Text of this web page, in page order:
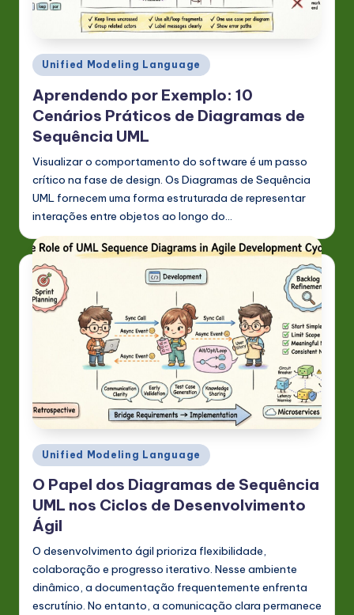
rt
u
g
u
e
s
e
-
L
a
t
in
A
&
S
o
ft
w
Posted
in
Unified Modeling Language
Aprendendo por Exemplo: 10
Cenários Práticos de Diagramas de
Sequência UML
Visualizar o comportamento do software é um passo
crítico na fase de design. Os Diagramas de Sequência
UML fornecem uma forma estruturada de representar
interações entre objetos ao longo do…
Posted
in
Unified Modeling Language
O Papel dos Diagramas de Sequência
UML nos Ciclos de Desenvolvimento
Ágil
O desenvolvimento ágil prioriza flexibilidade,
colaboração e progresso iterativo. Nesse ambiente
dinâmico, a documentação frequentemente enfrenta
escrutínio. No entanto, a comunicação clara permanece